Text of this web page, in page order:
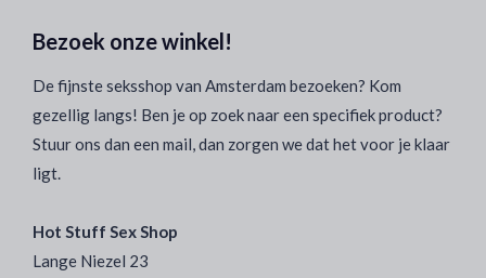
Bezoek onze winkel!
De fijnste seksshop van Amsterdam bezoeken? Kom
gezellig langs! Ben je op zoek naar een specifiek product?
Stuur ons dan een mail, dan zorgen we dat het voor je klaar
ligt.
Hot Stuff Sex Shop
Lange Niezel 23